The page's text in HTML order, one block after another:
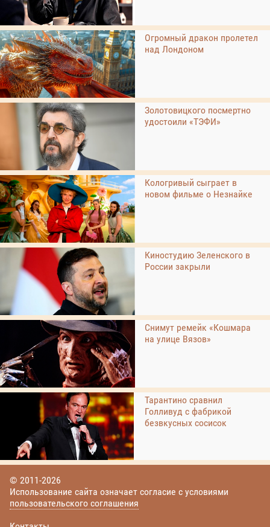
Огромный дракон пролетел
над Лондоном
Золотовицкого посмертно
удостоили «ТЭФИ»
Кологривый сыграет в
новом фильме о Незнайке
Киностудию Зеленского в
России закрыли
Снимут ремейк «Кошмара
на улице Вязов»
Тарантино сравнил
Голливуд с фабрикой
безвкусных сосисок
© 2011-2026
Использование сайта означает согласие с условиями
пользовательского соглашения